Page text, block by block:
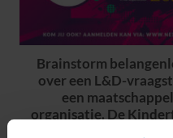
Brainstorm
over een L&D-
een
organisatie. De